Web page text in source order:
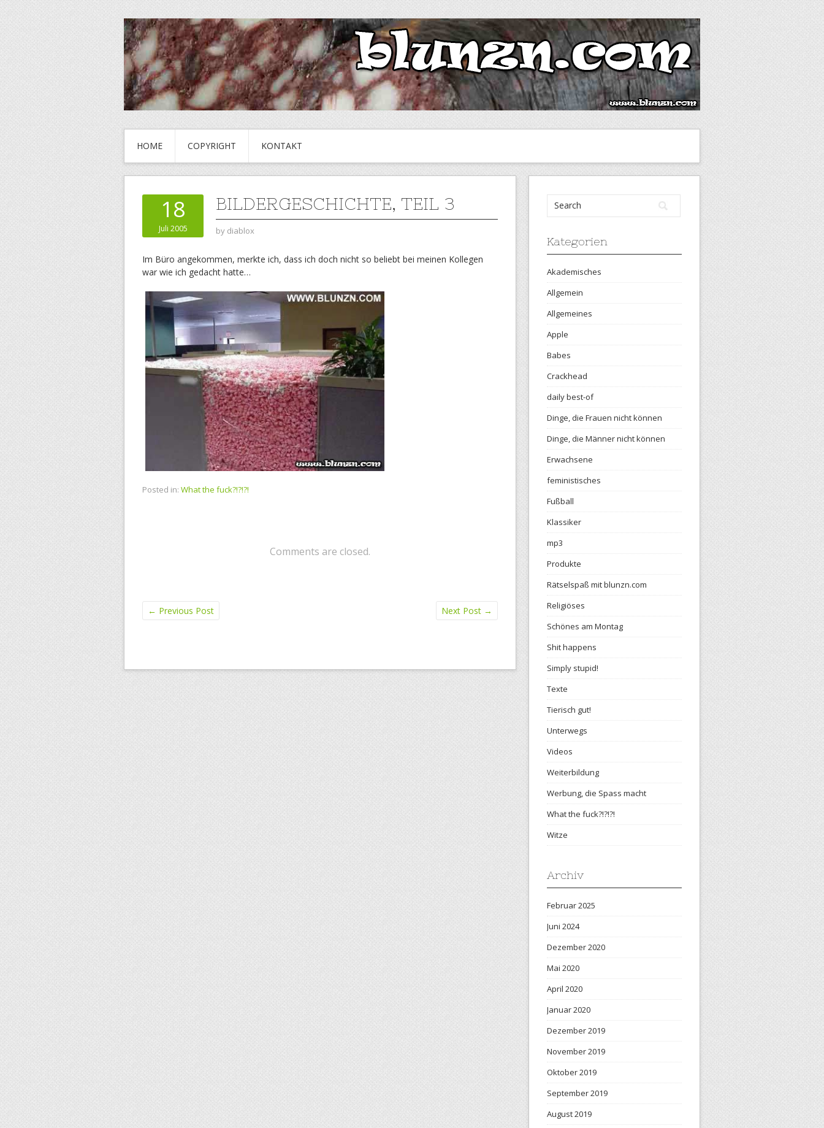
HOME COPYRIGHT KONTAKT
18
Juli 2005
BILDERGESCHICHTE, TEIL 3
by diablox
Im Büro angekommen, merkte ich, dass ich doch nicht so beliebt bei meinen Kollegen
war wie ich gedacht hatte…
Posted in: What the fuck?!?!?!
Comments are closed.
← Previous Post Next Post →
Kategorien
Akademisches
Allgemein
Allgemeines
Apple
Babes
Crackhead
daily best-of
Dinge, die Frauen nicht können
Dinge, die Männer nicht können
Erwachsene
feministisches
Fußball
Klassiker
mp3
Produkte
Rätselspaß mit blunzn.com
Religiöses
Schönes am Montag
Shit happens
Simply stupid!
Texte
Tierisch gut!
Unterwegs
Videos
Weiterbildung
Werbung, die Spass macht
What the fuck?!?!?!
Witze
Archiv
Februar 2025
Juni 2024
Dezember 2020
Mai 2020
April 2020
Januar 2020
Dezember 2019
November 2019
Oktober 2019
September 2019
August 2019